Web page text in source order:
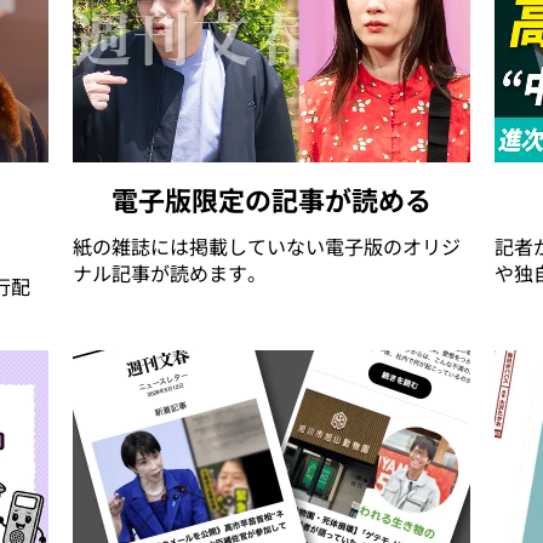
配
電子版限定の記事が読める
紙の雑誌には掲載していない電子版のオリジ
ナル記事が読めます。
記者
や独